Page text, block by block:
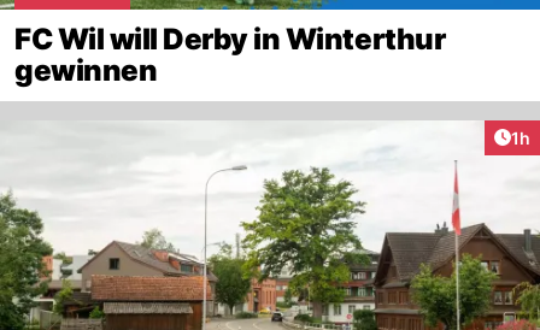
FC Wil will Derby in Winterthur
gewinnen
1h